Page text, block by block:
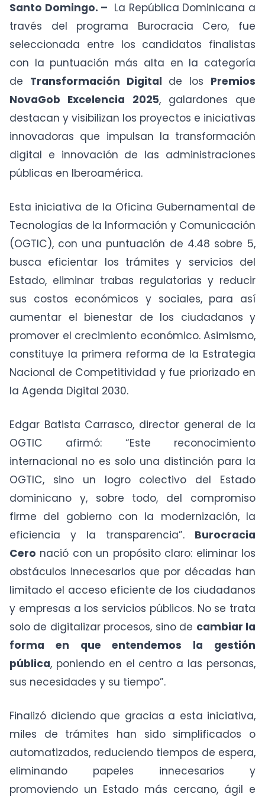
Santo Domingo. – La República Dominicana a
través del programa Burocracia Cero, fue
seleccionada entre los candidatos finalistas
con la puntuación más alta en la categoría
de Transformación Digital de los Premios
NovaGob Excelencia 2025, galardones que
destacan y visibilizan los proyectos e iniciativas
innovadoras que impulsan la transformación
digital e innovación de las administraciones
públicas en Iberoamérica.
Esta iniciativa de la Oficina Gubernamental de
Tecnologías de la Información y Comunicación
(OGTIC), con una puntuación de 4.48 sobre 5,
busca eficientar los trámites y servicios del
Estado, eliminar trabas regulatorias y reducir
sus costos económicos y sociales, para así
aumentar el bienestar de los ciudadanos y
promover el crecimiento económico. Asimismo,
constituye la primera reforma de la Estrategia
Nacional de Competitividad y fue priorizado en
la Agenda Digital 2030.
Edgar Batista Carrasco, director general de la
OGTIC afirmó: “Este reconocimiento
internacional no es solo una distinción para la
OGTIC, sino un logro colectivo del Estado
dominicano y, sobre todo, del compromiso
firme del gobierno con la modernización, la
eficiencia y la transparencia”. Burocracia
Cero nació con un propósito claro: eliminar los
obstáculos innecesarios que por décadas han
limitado el acceso eficiente de los ciudadanos
y empresas a los servicios públicos. No se trata
solo de digitalizar procesos, sino de cambiar la
forma en que entendemos la gestión
pública, poniendo en el centro a las personas,
sus necesidades y su tiempo”.
Finalizó diciendo que gracias a esta iniciativa,
miles de trámites han sido simplificados o
automatizados, reduciendo tiempos de espera,
eliminando papeles innecesarios y
promoviendo un Estado más cercano, ágil e